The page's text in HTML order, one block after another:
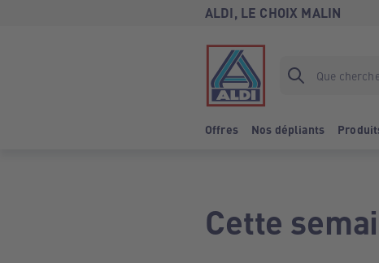
ALDI, LE CHOIX MALIN
Offres Nos dépliants
Cette